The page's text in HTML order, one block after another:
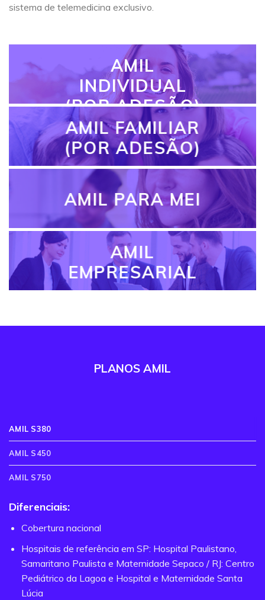
sistema de telemedicina exclusivo.
AMIL
INDIVIDUAL
(POR ADESÃO)
AMIL FAMILIAR
(POR ADESÃO)
AMIL PARA MEI
AMIL
EMPRESARIAL
PLANOS AMIL
AMIL S380
AMIL S450
AMIL S750
Diferenciais:
Cobertura nacional
Hospitais de referência em SP: Hospital Paulistano,
Samaritano Paulista e Maternidade Sepaco / RJ: Centro
Pediátrico da Lagoa e Hospital e Maternidade Santa
Lúcia